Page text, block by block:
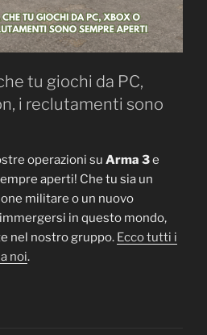
tu giochi da PC,
i reclutamenti sono
operazioni su Arma 3e
aperti! Che tu sia un
militare o un nuovo
in questo mondo,
nel nostro gruppo. Ecco tutti i
noi.